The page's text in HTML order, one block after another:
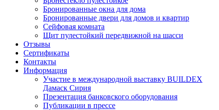
Бронированные окна для дома
Бронированные двери для домов и квартир
Сейфовая комната
Щит пулестойкий передвижной на шасси
Отзывы
Сертификаты
Контакты
Информация
Участие в международной выставку BUILDEX
Дамаск Сирия
Презентация банковского оборудования
Публикации в прессе